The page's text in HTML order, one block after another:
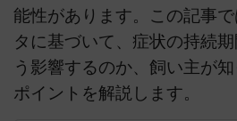
能性があります。この記事
タに基づいて、症状の持続
う影響するのか、飼い主が
ポイントを解説します。